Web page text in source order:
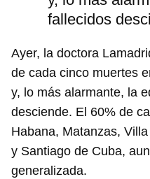
Para poder guardar
INICIAR
fallecidos
Ayer, la doctora
de cada cinco muertes
y, lo más alarmante, la
desciende. El 60% de
Habana, Matanzas,
y Santiago de Cuba,
generalizada.